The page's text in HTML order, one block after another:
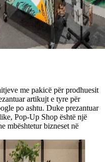
me pakicë për prodhuesit
artikujt e tyre për
po ashtu. Duke prezantuar
Pop-Up Shop është një
mbështetur bizneset në